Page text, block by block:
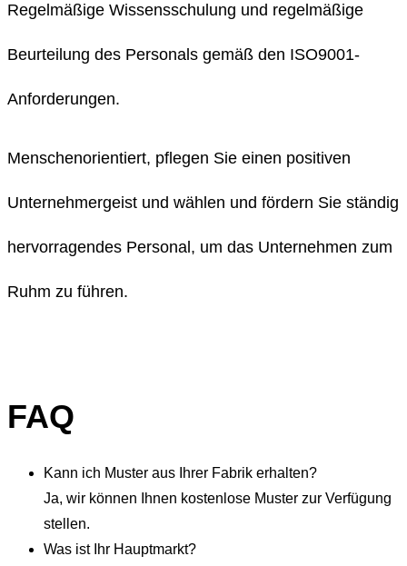
Regelmäßige Wissensschulung und regelmäßige
Beurteilung des Personals gemäß den ISO9001-
Anforderungen.
Menschenorientiert, pflegen Sie einen positiven
Unternehmergeist und wählen und fördern Sie ständig
hervorragendes Personal, um das Unternehmen zum
Ruhm zu führen.
FAQ
Kann ich Muster aus Ihrer Fabrik erhalten?
Ja, wir können Ihnen kostenlose Muster zur Verfügung
stellen.
Was ist Ihr Hauptmarkt?